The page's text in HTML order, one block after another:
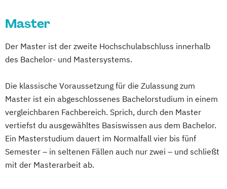
Master
Der Master ist der zweite Hochschulabschluss innerhalb
des Bachelor- und Mastersystems.
Die klassische Voraussetzung für die Zulassung zum
Master ist ein abgeschlossenes Bachelorstudium in einem
vergleichbaren Fachbereich. Sprich, durch den Master
vertiefst du ausgewähltes Basiswissen aus dem Bachelor.
Ein Masterstudium dauert im Normalfall vier bis fünf
Semester – in seltenen Fällen auch nur zwei – und schließt
mit der Masterarbeit ab.